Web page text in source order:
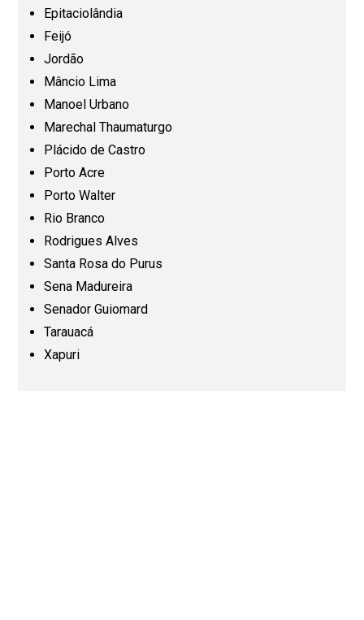
Paraíba (PB)
Paraná (PR)
Epitaciolândia
Feijó
Jordão
Mâncio Lima
Manoel Urbano
Marechal Thaumaturgo
Plácido de Castro
Porto Acre
Porto Walter
Rio Branco
Rodrigues Alves
Santa Rosa do Purus
Sena Madureira
Senador Guiomard
Tarauacá
Xapuri